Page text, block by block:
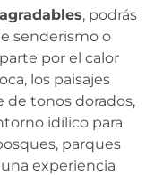
, podrás
senderismo o
por el calor
los paisajes
de tonos dorados,
idílico para
parques
experiencia